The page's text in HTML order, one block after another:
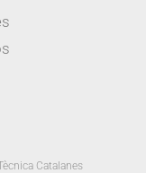
Catalanes